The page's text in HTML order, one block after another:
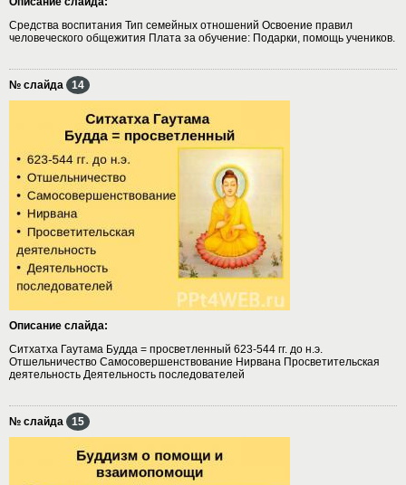
Средства воспитания Тип семейных отношений Освоение правил
человеческого общежития Плата за обучение: Подарки, помощь учеников.
№ слайда 14
Описание слайда:
Ситхатха Гаутама Будда = просветленный 623-544 гг. до н.э.
Отшельничество Самосовершенствование Нирвана Просветительская
деятельность Деятельность последователей
№ слайда 15